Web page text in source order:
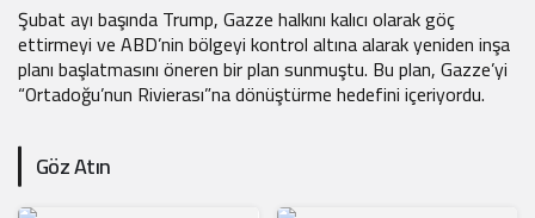
Şubat ayı başında Trump, Gazze halkını kalıcı olarak göç
ettirmeyi ve ABD’nin bölgeyi kontrol altına alarak yeniden inşa
planı başlatmasını öneren bir plan sunmuştu. Bu plan, Gazze’yi
“Ortadoğu’nun Rivierası”na dönüştürme hedefini içeriyordu.
Göz Atın